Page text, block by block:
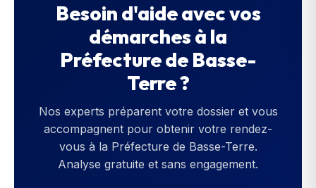
Besoin d'aide avec vos
démarches à la
Préfecture de Basse-
Terre?
Nos experts préparent votre dossier et vous
accompagnent pour obtenir votre rendez-
vous à la Préfecture de Basse-Terre.
Analyse gratuite et sans engagement.